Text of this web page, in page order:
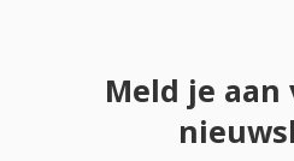
Meld je aan